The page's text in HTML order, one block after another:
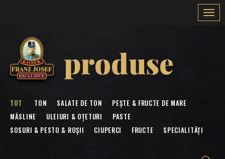
produse
TOT TON SALATE DE TON
PEȘTE & FRUCTE DE MARE
MĂSLINE
ULEIURI & OȚETURI
PASTE
SOSURI & PESTO & ROȘII
CIUPERCI FRUCTE SPECIALITĂȚI